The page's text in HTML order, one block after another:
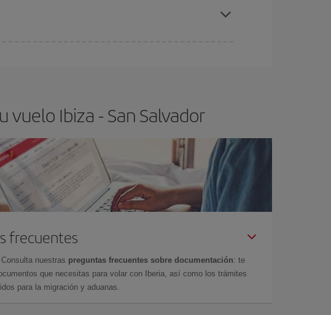
baratos a Ibiza-San Salvador-dest
Ibiza - San Salvador
frecuentes
nuestras preguntas frecuentes sobre documentación: te
que necesitas para volar con Iberia, así como los trámites
para la migración y aduanas.